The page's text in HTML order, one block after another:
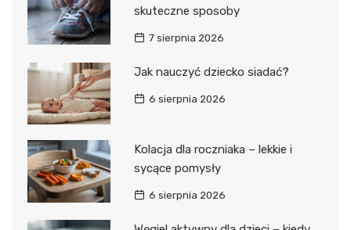
skuteczne sposoby
7 sierpnia 2026
Jak nauczyć dziecko siadać?
6 sierpnia 2026
Kolacja dla roczniaka – lekkie i
sycące pomysły
6 sierpnia 2026